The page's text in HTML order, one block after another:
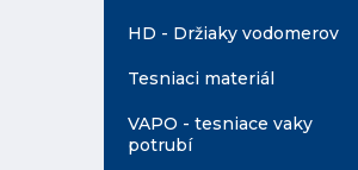
HD - Držiaky vodomerov
Tesniaci materiál
VAPO - tesniace vaky
potrubí